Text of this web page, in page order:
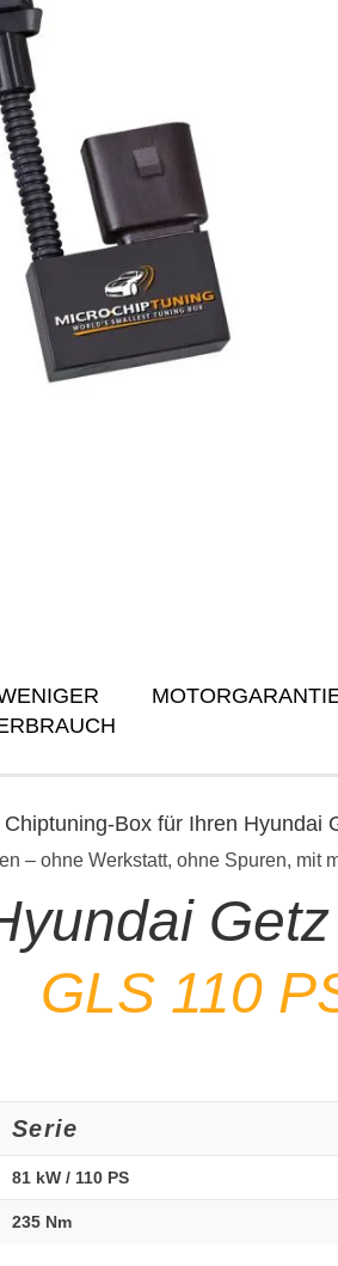
Box für Ihren Hyundai
– ohne Werkstatt, ohne Spuren, mit
GLS 110
Serie
81 kW / 110 PS
235 Nm